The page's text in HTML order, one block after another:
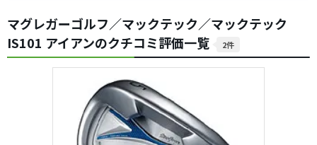
マグレガーゴルフ／マックテック／マックテック
IS101 アイアンのクチコミ評価一覧
2件